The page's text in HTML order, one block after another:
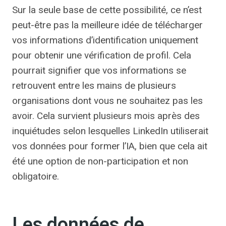
Sur la seule base de cette possibilité, ce n’est
peut-être pas la meilleure idée de télécharger
vos informations d’identification uniquement
pour obtenir une vérification de profil. Cela
pourrait signifier que vos informations se
retrouvent entre les mains de plusieurs
organisations dont vous ne souhaitez pas les
avoir. Cela survient plusieurs mois après des
inquiétudes selon lesquelles LinkedIn utiliserait
vos données pour former l’IA, bien que cela ait
été une option de non-participation et non
obligatoire.